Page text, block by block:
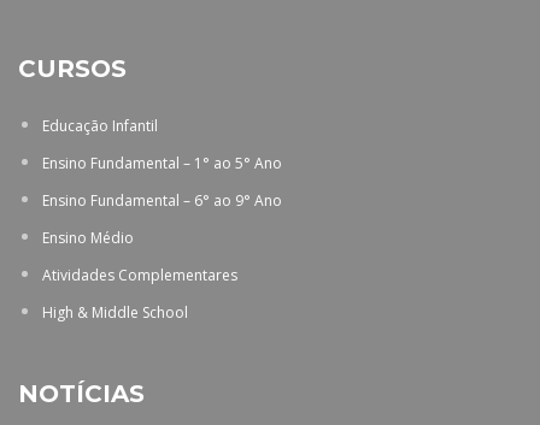
CURSOS
Educação Infantil
Ensino Fundamental – 1° ao 5° Ano
Ensino Fundamental – 6° ao 9° Ano
Ensino Médio
Atividades Complementares
High & Middle School
NOTÍCIAS